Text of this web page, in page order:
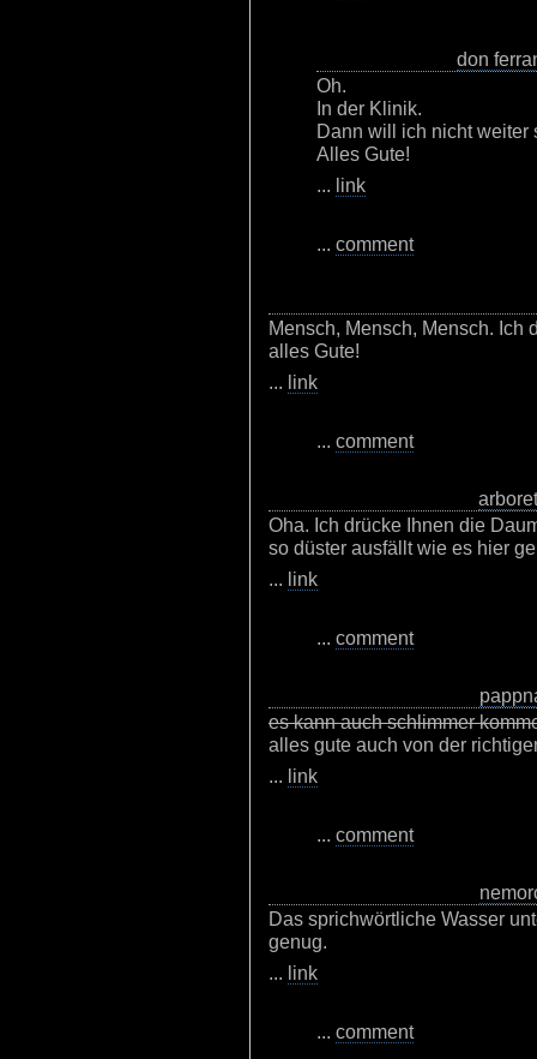
don
Oh.
In der Klinik.
Dann will ich nicht weiter
Alles Gute!
... link
... comment
Mensch, Mensch, Mensch. Ich
alles Gute!
... link
... comment
Oha. Ich drücke Ihnen die
so düster ausfällt wie es hier
... link
... comment
es kann auch schlimmer
alles gute auch von der
... link
... comment
Das sprichwörtliche Wasser
genug.
... link
... comment